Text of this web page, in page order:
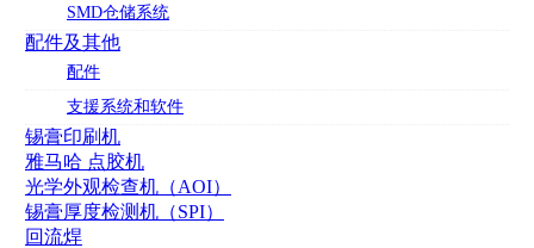
SMD仓储系统
配件及其他
配件
支援系统和软件
锡膏印刷机
雅马哈 点胶机
光学外观检查机（AOI）
锡膏厚度检测机（SPI）
回流焊